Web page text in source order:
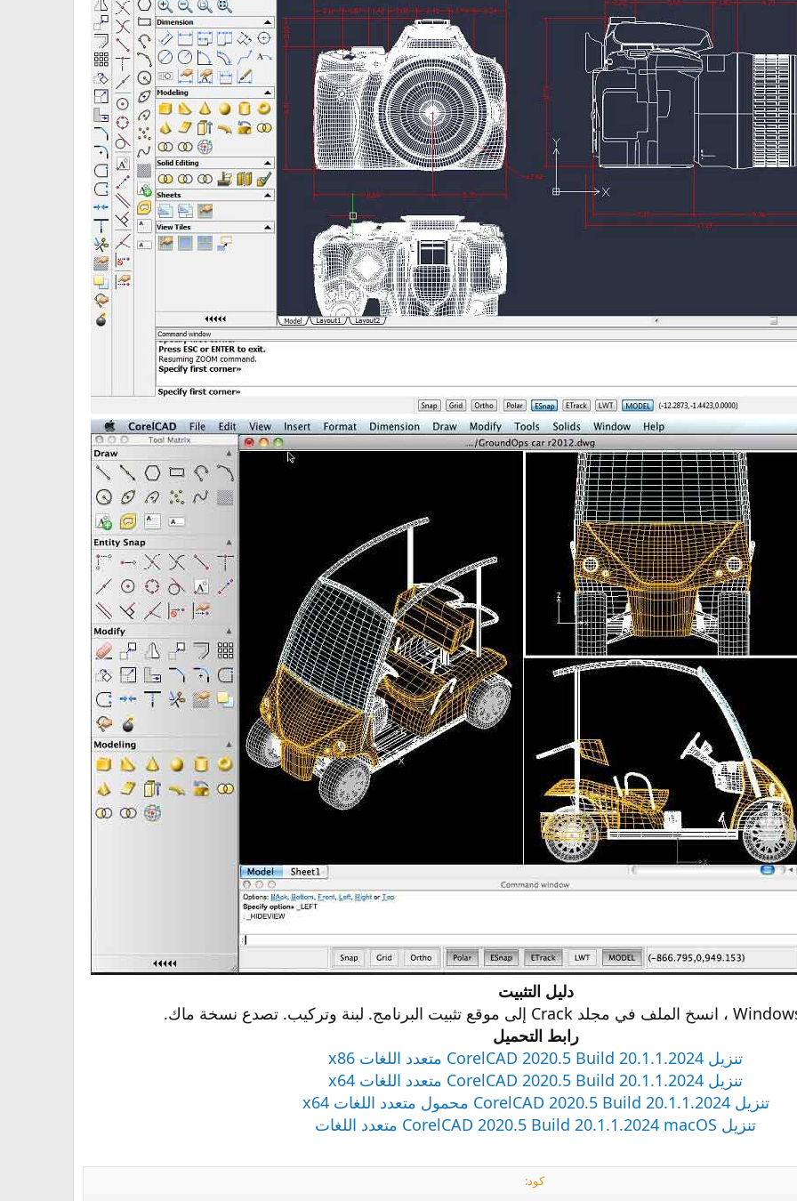
دليل التثبيت
رابط التحميل
تنزيل CorelCAD 2020.5 Build 20.1.1.2024 متعدد اللغات x86
تنزيل CorelCAD 2020.5 Build 20.1.1.2024 متعدد اللغات x64
تنزيل CorelCAD 2020.5 Build 20.1.1.2024 محمول متعدد اللغات x64
تنزيل CorelCAD 2020.5 Build 20.1.1.2024 macOS متعدد اللغات
كود: